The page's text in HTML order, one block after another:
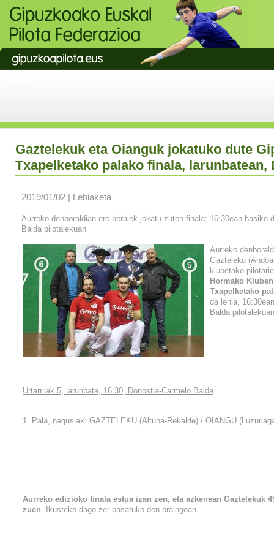
Gaztelekuk eta Oianguk jokatuko dute
Txapelketako palako finala, larunbatean,
2019/01/02 | Lehiaketa
Aurreko denboraldian ere beraiek jokatu zuten finala; 16:30ean hasiko
Balda pilotalekuan
Aurreko
Gazteleku
klubetako
Hormako
Txapelketako
da lehia,
Balda
Urtarrilak 5, larunbata, 16:30, Donostia-Carmelo Balda
1. Pala, nagusiak: GAZTELEKU (Altuna-Rekalde) / OIANGU
Aurreko edizioko finala estua izan zen, eta azkenean Gaztelekuk
zuen. Ikusteko dago zer pasatuko den oraingoan.